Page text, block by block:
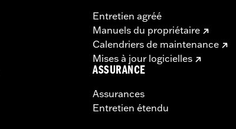
Entretien agréé
Manuels du propriétaire
Calendriers de maintenance
Mises à jour logicielles
ASSURANCE
Assurances
Entretien étendu